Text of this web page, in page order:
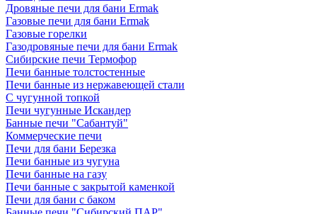
Дровяные печи для бани Ermak
Газовые печи для бани Ermak
Газовые горелки
Газодровяные печи для бани Ermak
Сибирские печи Термофор
Печи банные толстостенные
Печи банные из нержавеющей стали
С чугунной топкой
Печи чугунные Искандер
Банные печи "Сабантуй"
Коммерческие печи
Печи для бани Березка
Печи банные из чугуна
Печи банные на газу
Печи банные с закрытой каменкой
Печи для бани с баком